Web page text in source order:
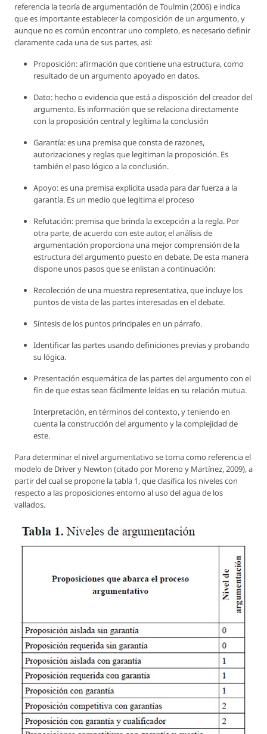
referencia la teoría de argumentación de Toulmin (2006) e indica
que es importante establecer la composición de un argumento, y
aunque no es común encontrar uno completo, es necesario definir
claramente cada una de sus partes, así:
Proposición: afirmación que contiene una estructura, como
resultado de un argumento apoyado en datos.
Dato: hecho o evidencia que está a disposición del creador del
argumento. Es información que se relaciona directamente
con la proposición central y legítima la conclusión
Garantía: es una premisa que consta de razones,
autorizaciones y reglas que legitiman la proposición. Es
también el paso lógico a la conclusión.
Apoyo: es una premisa explicita usada para dar fuerza a la
garantía. Es un medio que legitima el proceso
Refutación: premisa que brinda la excepción a la regla. Por
otra parte, de acuerdo con este autor, el análisis de
argumentación proporciona una mejor comprensión de la
estructura del argumento puesto en debate. De esta manera
dispone unos pasos que se enlistan a continuación:
Recolección de una muestra representativa, que incluye los
puntos de vista de las partes interesadas en el debate.
Síntesis de los puntos principales en un párrafo.
Identificar las partes usando definiciones previas y probando
su lógica.
Presentación esquemática de las partes del argumento con el
fin de que estas sean fácilmente leídas en su relación mutua.
Interpretación, en términos del contexto, y teniendo en
cuenta la construcción del argumento y la complejidad de
este.
Para determinar el nivel argumentativo se toma como referencia el
modelo de Driver y Newton (citado por Moreno y Martínez, 2009), a
partir del cual se propone la tabla 1, que clasifica los niveles con
respecto a las proposiciones entorno al uso del agua de los
vallados.